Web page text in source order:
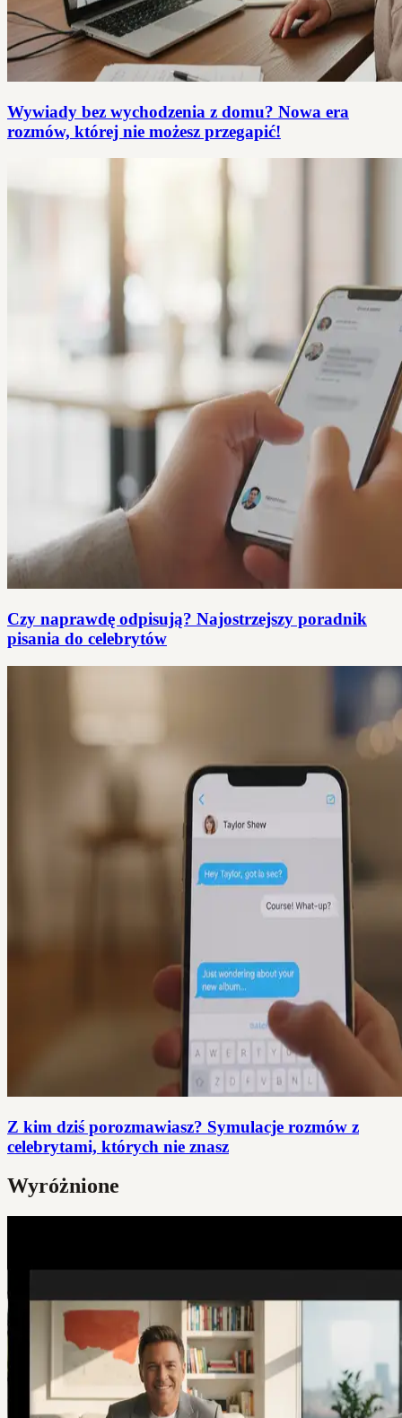
Wywiady bez wychodzenia z domu? Nowa era
rozmów, której nie możesz przegapić!
Czy naprawdę odpisują? Najostrzejszy poradnik
pisania do celebrytów
Z kim dziś porozmawiasz? Symulacje rozmów z
celebrytami, których nie znasz
Wyróżnione